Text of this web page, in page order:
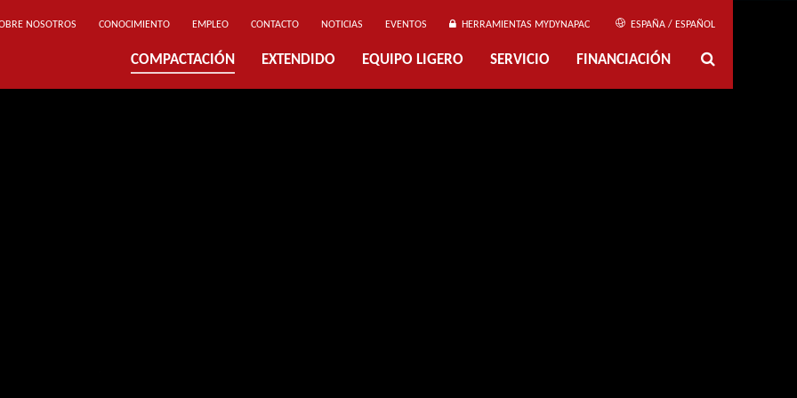
NOSOTROS CONOCIMIENTO EMPLEO CONTACTO NOTICIAS EVENTOS HERRAMIENTAS MYDYNAPAC ESPAÑA / ESPAÑOL
COMPACTACIÓN EXTENDIDO EQUIPO LIGERO SERVICIO FINANCIACIÓN